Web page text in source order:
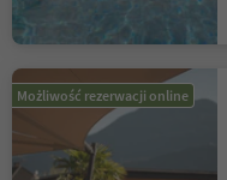
Możliwość rezerwacji online